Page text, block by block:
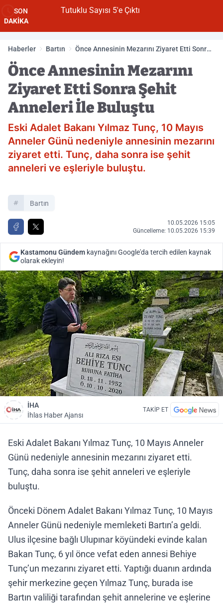
SON
DAKİKA
Tutuklu Sayısı 5'e Çıktı
Haberler Bartın
Önce Annesinin Mezarını Ziyaret Etti Sonra
Önce Annesinin Mezarını
Ziyaret Etti Sonra Şehit
Anneleri İle Buluştu
Eski Adalet Bakanı Yılmaz Tunç, 10 Mayıs
Anneler Günü nedeniyle annesinin mezarını
ziyaret etti. Tunç, daha sonra ise şehit
anneleri ve eşleriyle buluştu.
Bartın
10.05.2026 15:05
Güncelleme: 10.05.2026 15:39
Kastamonu Gündem kaynağını Google'da tercih edilen kaynak
olarak ekleyin!
İHA
İhlas Haber Ajansı
TAKİP ET
Eski Adalet Bakanı Yılmaz Tunç, 10 Mayıs Anneler
Günü nedeniyle annesinin mezarını ziyaret etti.
Tunç, daha sonra ise şehit anneleri ve eşleriyle
buluştu.
Önceki Dönem Adalet Bakanı Yılmaz Tunç, 10 Mayıs
Anneler Günü nedeniyle memleketi Bartın’a geldi.
Ulus ilçesine bağlı Ulupınar köyündeki evinde kalan
Bakan Tunç, 6 yıl önce vefat eden annesi Behiye
Tunç’un mezarını ziyaret etti. Yaptığı duanın ardında
şehir merkezine geçen Yılmaz Tunç, burada ise
Bartın valiliği tarafından şehit annelerine ve eşlerine